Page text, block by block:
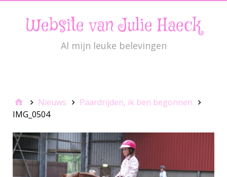
Website van Julie Haeck
Al mijn leuke belevingen
Nieuws
Paardrijden, ik ben begonnen
IMG_0504